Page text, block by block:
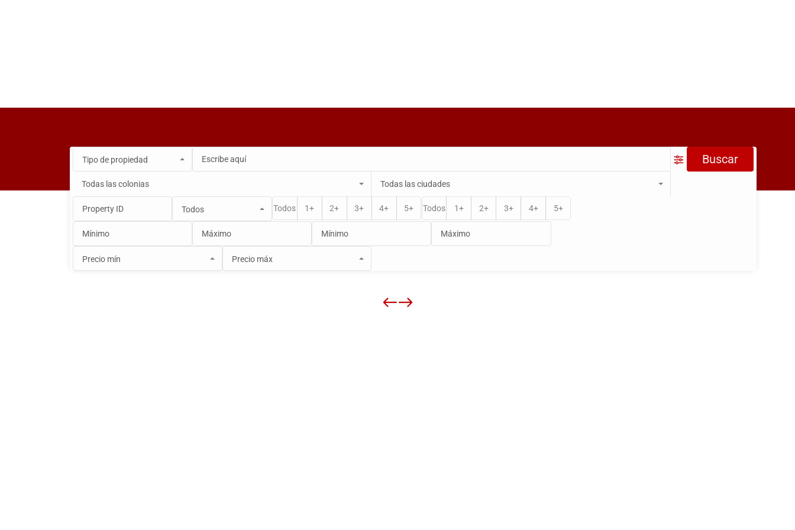
Todas las ciudades
Todas las colonias
Tipo de propiedad
Precio mín Precio máx
Todos 1+ 2+ 3+ 4+ 5+ Todos 1+ 2+ 3+ 4+ 5+
Todos
Buscar
Todo Casas Departamentos Locales Naves Industriales Oficinas